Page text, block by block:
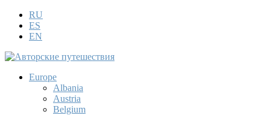
RU
ES
EN
Europe
Albania
Austria
Belgium